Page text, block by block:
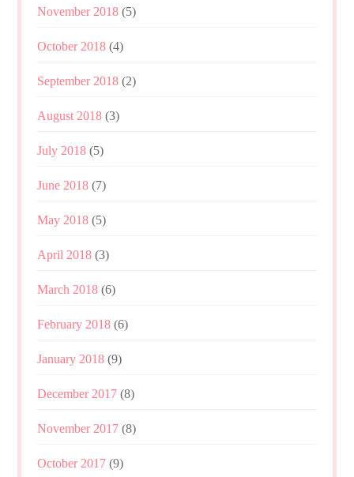
November 2018 (5)
October 2018 (4)
September 2018 (2)
August 2018 (3)
July 2018 (5)
June 2018 (7)
May 2018 (5)
April 2018 (3)
March 2018 (6)
February 2018 (6)
January 2018 (9)
December 2017 (8)
November 2017 (8)
October 2017 (9)